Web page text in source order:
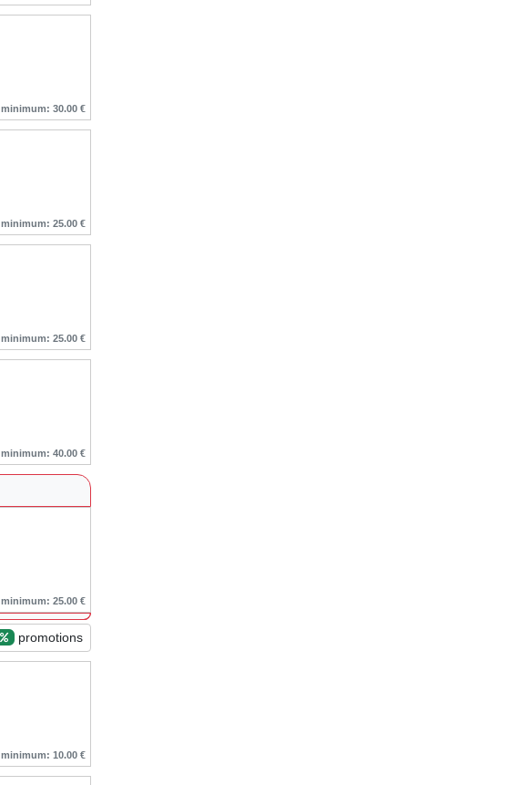
minimum: 30.00 €
minimum: 25.00 €
minimum: 25.00 €
minimum: 40.00 €
minimum: 25.00 €
promotions
minimum: 10.00 €